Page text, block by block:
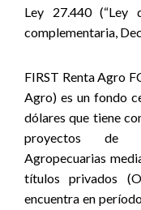
Ley 27.440 (“Ley
complementaria,
FIRST Renta Agro
Agro) es un fondo
dólares que tiene
proyectos de
Agropecuarias
títulos privados
encuentra en